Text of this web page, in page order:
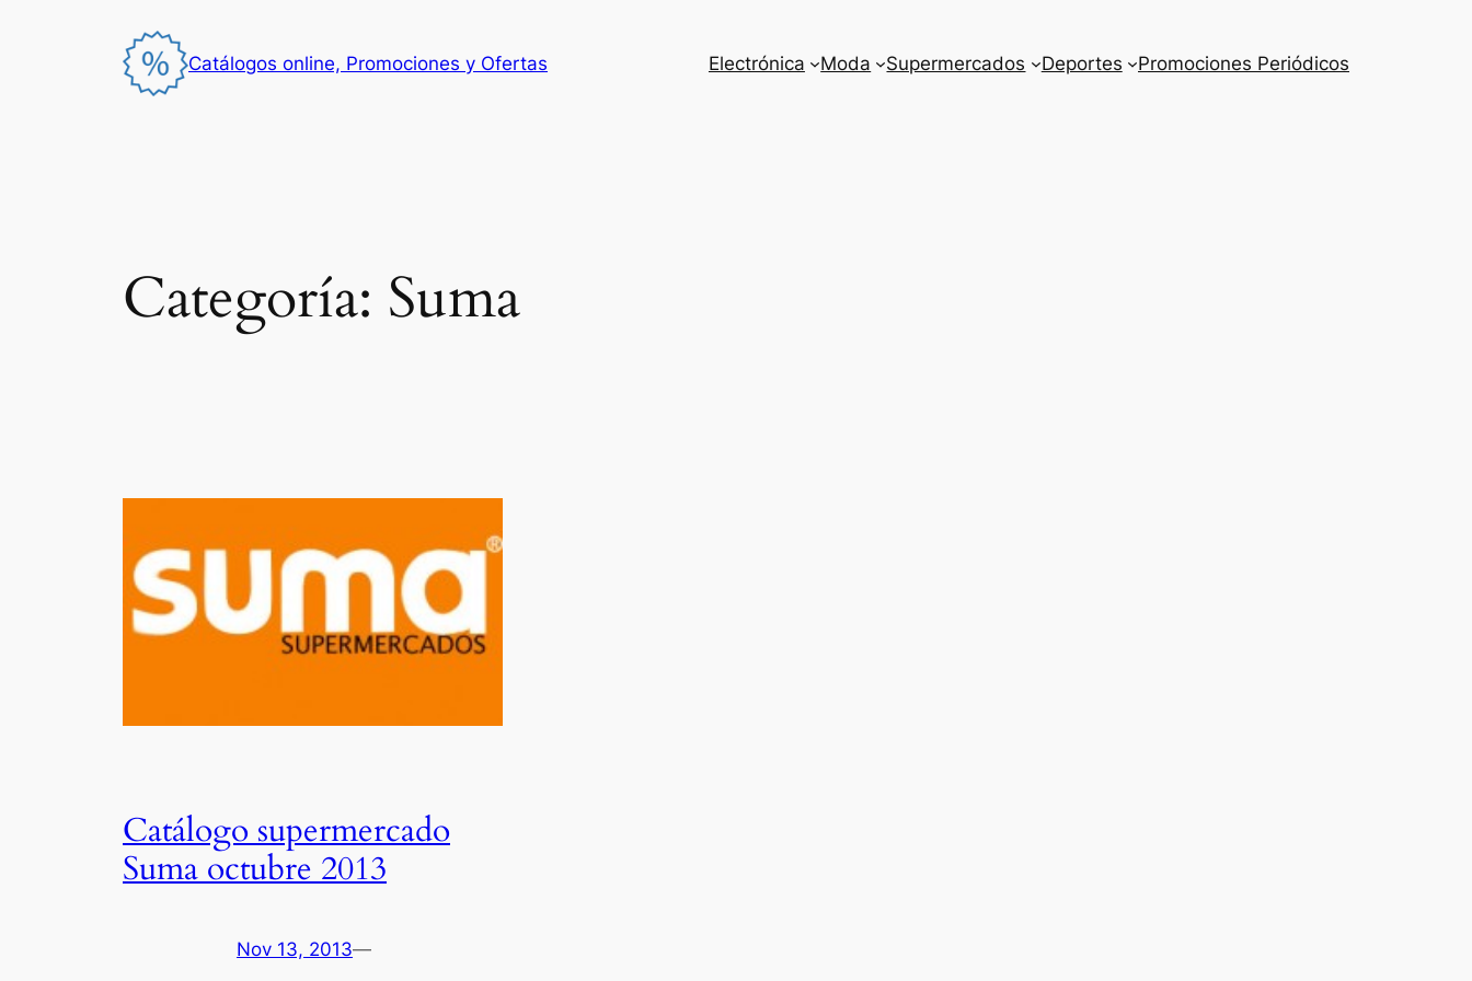
Catálogos online, Promociones y Ofertas Electrónica Moda Supermercados Deportes Promociones Periódicos
Categoría: Suma
Catálogo supermercado
Suma octubre 2013
Nov 13, 2013—